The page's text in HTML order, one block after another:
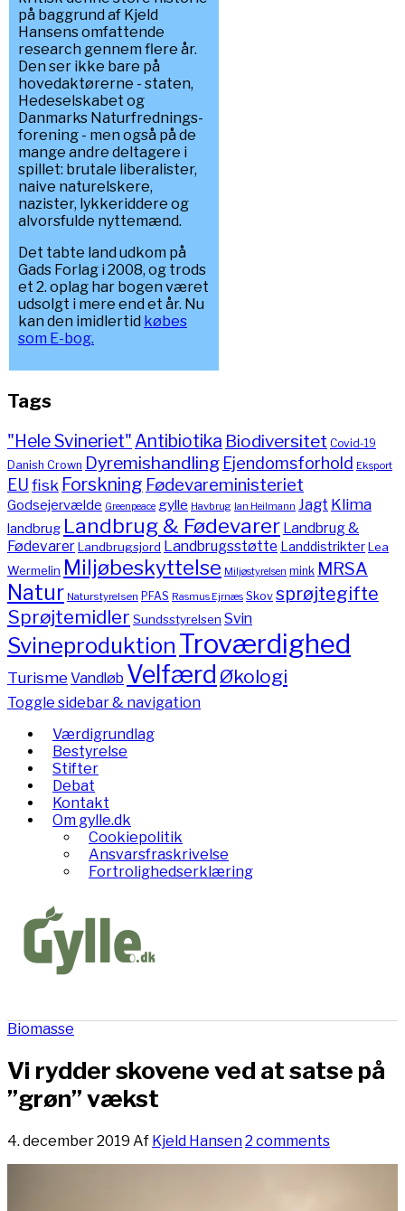
på baggrund af Kjeld
Hansens omfattende
research gennem flere år.
Den ser ikke bare på
hovedaktørerne - staten,
Hedeselskabet og
Danmarks Naturfrednings-
forening - men også på de
mange andre deltagere i
spillet: brutale liberalister,
naive naturelskere,
nazister, lykkeriddere og
alvorsfulde nyttemænd.
Det tabte land udkom på
Gads Forlag i 2008, og trods
et 2. oplag har bogen været
udsolgt i mere end et år. Nu
kan den imidlertid købes
som E-bog.
Tags
"Hele Svineriet" Antibiotika Biodiversitet Covid-19
Danish Crown Dyremishandling Ejendomsforhold Eksport
EUfisk Forskning Fødevareministeriet
Godsejervælde Greenpeace gylle Havbrug Ian Heilmann Jagt Klima
landbrug Landbrug & Fødevarer Landbrug &
FødevarerLandbrugsjord Landbrugsstøtte LanddistrikterLea
Wermelin Miljøbeskyttelse Miljøstyrelsen mink MRSA
Natur Naturstyrelsen PFAS Rasmus Ejrnæs Skov sprøjtegifte
Sprøjtemidler Sundsstyrelsen Svin
Svineproduktion Troværdighed
TurismeVandløb Velfærd Økologi
Toggle sidebar & navigation
Værdigrundlag
Bestyrelse
Stifter
Debat
Kontakt
Om gylle.dk
Cookiepolitik
Ansvarsfraskrivelse
Fortrolighedserklæring
Biomasse
Vi rydder skovene ved at satse på
”grøn” vækst
4. december 2019 Af Kjeld Hansen2 comments